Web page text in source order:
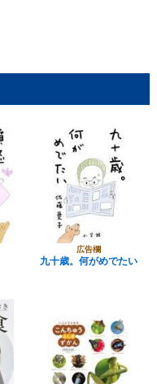
広告欄
九十歳。何がめでたい